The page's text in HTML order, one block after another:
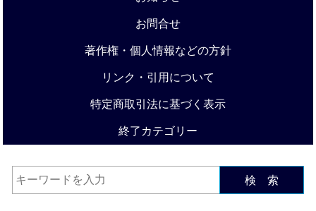
お問合せ
著作権・個人情報などの方針
リンク・引用について
特定商取引法に基づく表示
終了カテゴリー
検 索